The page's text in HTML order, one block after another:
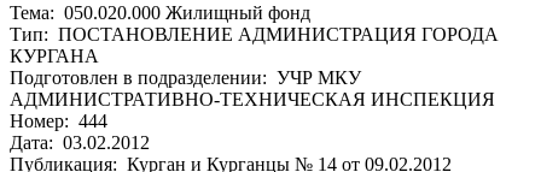
Тема: 050.020.000 Жилищный фонд
Тип: ПОСТАНОВЛЕНИЕ АДМИНИСТРАЦИЯ ГОРОДА
КУРГАНА
Подготовлен в подразделении: УЧР МКУ
АДМИНИСТРАТИВНО-ТЕХНИЧЕСКАЯ ИНСПЕКЦИЯ
Номер: 444
Дата: 03.02.2012
Публикация: Курган и Курганцы № 14 от 09.02.2012